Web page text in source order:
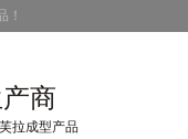
！
商
拉成型产品